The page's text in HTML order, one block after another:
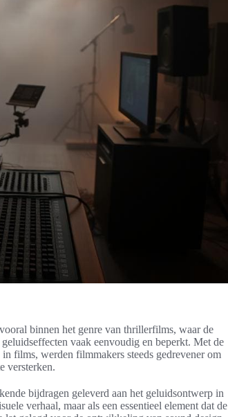
binnen het genre van thrillerfilms, waar de
vaak eenvoudig en beperkt. Met de
films, werden filmmakers steeds gedrevener om
versterken.
bijdragen geleverd aan het geluidsontwerp in
verhaal, maar als een essentieel element dat de